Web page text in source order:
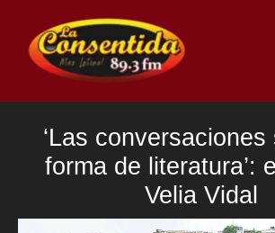
contenido
‘Las
forma de literatura’:
Velia Vidal